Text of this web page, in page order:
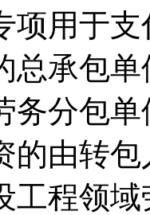
项用于
总承包
务分包
的由转
工程领